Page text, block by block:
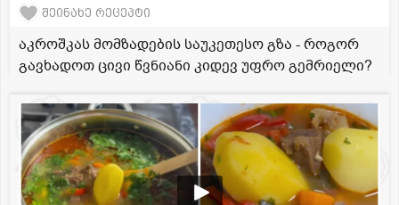
შეინახე რეცეპტი
აკროშკას მომზადების საუკეთესო გზა - როგორ
გავხადოთ ცივი წვნიანი კიდევ უფრო გემრიელი?